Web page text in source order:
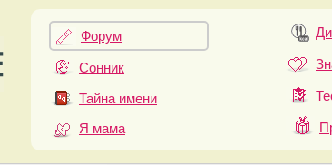
Форум
Сонник
Тайна имени
Я мама